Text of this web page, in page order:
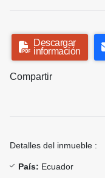
Descargar
información
Compartir
Detalles del inmueble :
País: Ecuador